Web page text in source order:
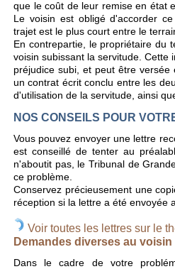
que le coût de leur remise en état
Le voisin est obligé d'accorder
trajet est le plus court entre le
En contrepartie, le propriétaire du
voisin subissant la servitude. Cette
préjudice subi, et peut être
un contrat écrit conclu entre les
d'utilisation de la servitude, ainsi
NOS CONSEILS POUR
Vous pouvez envoyer une lettre
est conseillé de tenter au
n'aboutit pas, le Tribunal de
ce problème.
Conservez précieusement une
réception si la lettre a été envoyée
Voir toutes les lettres sur le
Demandes diverses au voisin
Dans le cadre de votre